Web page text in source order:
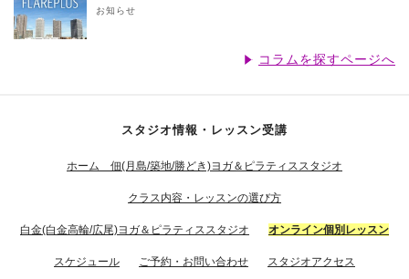
お知らせ
コラムを探すページへ
スタジオ情報・レッスン受講
ホーム 佃(月島/築地/勝どき)ヨガ＆ピラティススタジオ
クラス内容・レッスンの選び方
白金(白金高輪/広尾)ヨガ＆ピラティススタジオ オンライン個別レッスン
スケジュール ご予約・お問い合わせ スタジオアクセス